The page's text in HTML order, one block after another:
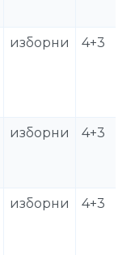
изборни 4+3
изборни 4+3
изборни 4+3